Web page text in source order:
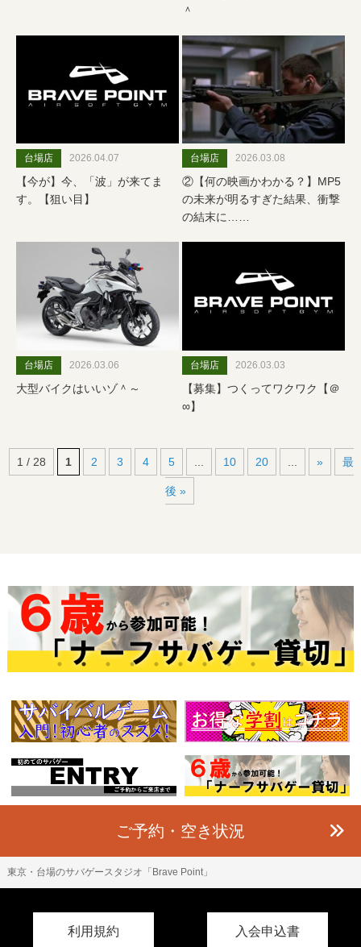
＾
台場店 2026.04.07
【今が】今、「波」が来てま
す。【狙い目】
台場店 2026.03.08
②【何の映画かわかる？】MP5
の未来が明るすぎた結果、衝撃
の結末に……
台場店 2026.03.06
大型バイクはいいゾ＾～
台場店 2026.03.03
【募集】つくってワクワク【＠
∞】
1 / 28 1 2 3 4 5 10 20 » 最
後 »
ご予約・空き状況
東京・台場のサバゲースタジオ「Brave Point」
利用規約 入会申込書